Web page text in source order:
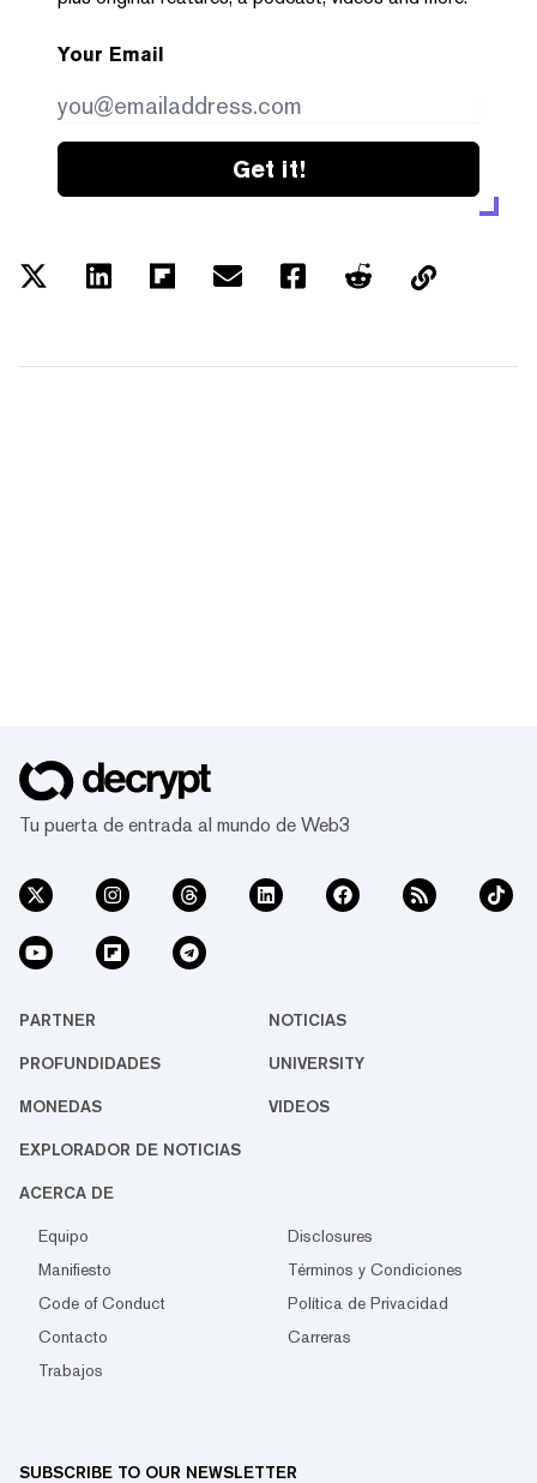
Your Email
Get it!
Tu puerta de entrada al mundo de Web3
PARTNER NOTICIAS
PROFUNDIDADES UNIVERSITY
MONEDAS VIDEOS
EXPLORADOR DE NOTICIAS
ACERCA DE
Equipo
Disclosures
Manifiesto
Términos y Condiciones
Code of Conduct
Política de Privacidad
Contacto
Carreras
Trabajos
SUBSCRIBE TO OUR NEWSLETTER